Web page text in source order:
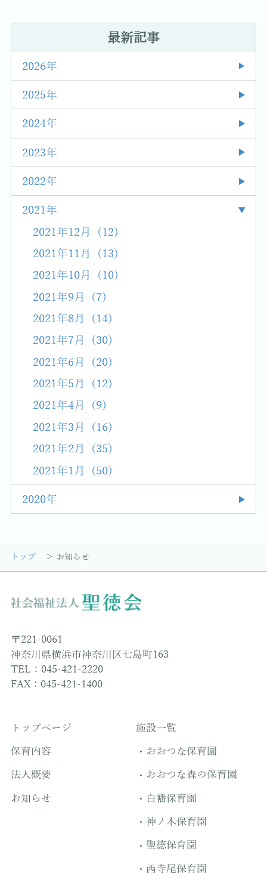
最新記事
2026年
2025年
2024年
2023年
2022年
2021年
2021年12月 (12)
2021年11月 (13)
2021年10月 (10)
2021年9月 (7)
2021年8月 (14)
2021年7月 (30)
2021年6月 (20)
2021年5月 (12)
2021年4月 (9)
2021年3月 (16)
2021年2月 (35)
2021年1月 (50)
2020年
トップ お知らせ
〒221-0061
神奈川県横浜市神奈川区七島町163
TEL：045-421-2220
FAX：045-421-1400
トップページ
保育内容
法人概要
お知らせ
施設一覧
おおつな保育園
おおつな森の保育園
白幡保育園
神ノ木保育園
聖徳保育園
西寺尾保育園